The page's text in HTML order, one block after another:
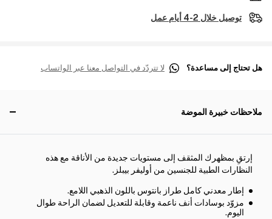
توصيل خلال 2-4 أيام عمل
هل تحتاج إلى مساعدة؟ لا تتردّد في التواصل معنا عبر الواتساب
ملاحظات خبيرة الموضة
إرتقِ بمظهرك المثقف إلى مستويات جديدة من الأناقة مع هذه
النظارات الطبية للجنسين من أوليفر بيبلز.
إطار معدني كامل طراز بانتوس باللون الذهبي اللامع.
مزوّد بوسادات أنف ناعمة وقابلة للتعديل لضمان الراحة طوال
اليوم.